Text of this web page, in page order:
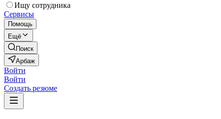
Ищу сотрудника
Сервисы
Помощь
Ещё
Поиск
Арбаж
Войти
Войти
Создать резюме